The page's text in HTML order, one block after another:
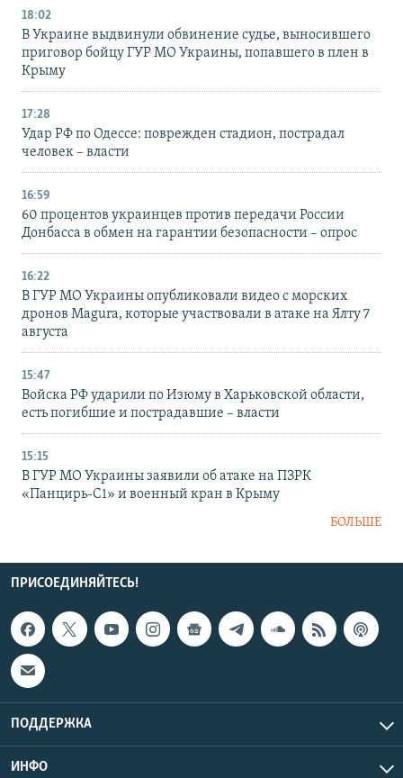
18:02
В Украине выдвинули обвинение судье, выносившего
приговор бойцу ГУР МО Украины, попавшего в плен в
Крыму
17:28
Удар РФ по Одессе: поврежден стадион, пострадал
человек – власти
16:59
60 процентов украинцев против передачи России
Донбасса в обмен на гарантии безопасности – опрос
16:22
В ГУР МО Украины опубликовали видео с морских
дронов Magura, которые участвовали в атаке на Ялту 7
августа
15:47
Войска РФ ударили по Изюму в Харьковской области,
есть погибшие и пострадавшие – власти
15:15
В ГУР МО Украины заявили об атаке на ПЗРК
«Панцирь-С1» и военный кран в Крыму
БОЛЬШЕ
ПРИСОЕДИНЯЙТЕСЬ!
ПОДДЕРЖКА
ИНФО